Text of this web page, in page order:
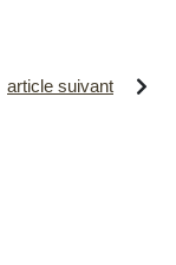
article suivant